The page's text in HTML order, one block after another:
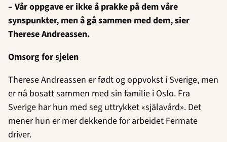
– Vår oppgave er ikke å prakke på dem våre
synspunkter, men å gå sammen med dem, sier
Therese Andreassen.
Omsorg for sjelen
Therese Andreassen er født og oppvokst i Sverige, men
er nå bosatt sammen med sin familie i Oslo. Fra
Sverige har hun med seg uttrykket «själavård». Det
mener hun er mer dekkende for arbeidet Fermate
driver.